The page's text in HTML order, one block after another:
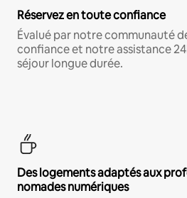
Réservez en toute confiance
Évalué par notre communauté
confiance et notre assistance
séjour longue durée.
Des logements adaptés aux
nomades numériques